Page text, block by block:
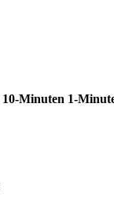
10-Minuten 1-